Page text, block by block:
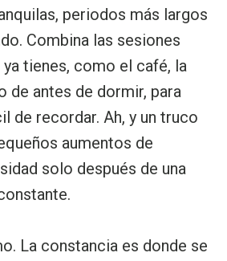
periodos más largos
Combina las sesiones
tienes, como el café, la
de antes de dormir, para
de recordar. Ah, y un truco
aumentos de
solo después de una
La constancia es donde se